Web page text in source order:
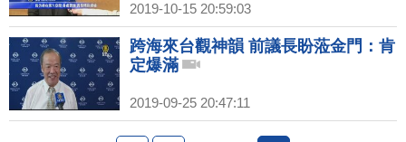
2019-10-15 20:59:03
跨海來台觀神韻 前議長盼蒞金門：肯
定爆滿
2019-09-25 20:47:11